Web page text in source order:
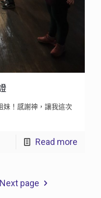
妹！感謝神，讓我這次
Read more
Next page